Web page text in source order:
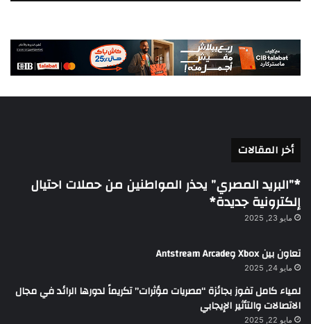
أخر المقالات
*”البريد المصري” يحذر المواطنين من حملات احتيال
إلكترونية جديدة*
مايو 23, 2025
تعاون بين Xbox وAntstream Arcade
مايو 24, 2025
لمياء كامل تفوز بجائزة “مصريات مؤثرات” تكريماً لدورها الرائد في مجال
الاتصالات والتأثير الإيجابي
مايو 22, 2025